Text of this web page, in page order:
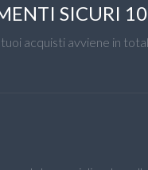
SICURI
acquisti avviene in